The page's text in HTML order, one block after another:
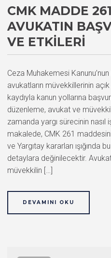
CMK MADDE
AVUKATIN
VE ETKILERI
Ceza Muhakemesi
avukatların müvekkillerinin
kaydıyla kanun yollarına
düzenleme, avukat ve
zamanda yargı sürecinin
makalede, CMK 261
ve Yargıtay kararları ışığında
detaylara değinilecektir.
müvekkilin […]
DEVAMINI OKU